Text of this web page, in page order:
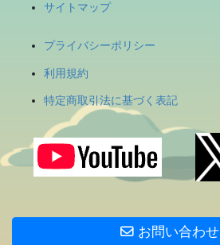
サイトマップ
プライバシーポリシー
利用規約
特定商取引法に基づく表記
お問い合わせ